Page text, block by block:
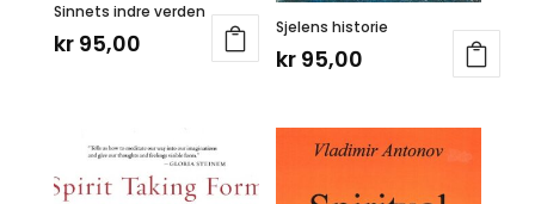
Sinnets indre verden
kr95,00
Sjelens historie
kr 95,00